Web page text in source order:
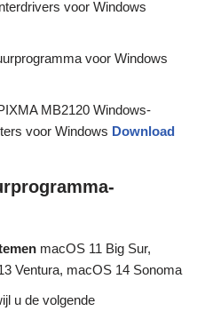
voor Windows
voor Windows
MB2120 Windows-
voor Windows Download
macOS 11 Big Sur,
Ventura, macOS 14 Sonoma
u de volgende